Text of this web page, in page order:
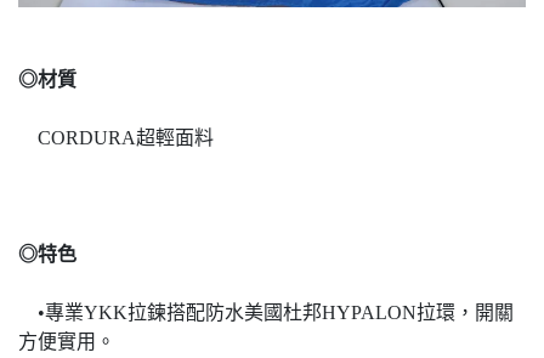
◎材質
CORDURA超輕面料
◎特色
•專業YKK拉鍊搭配防水美國杜邦HYPALON拉環，開關
方便實用。